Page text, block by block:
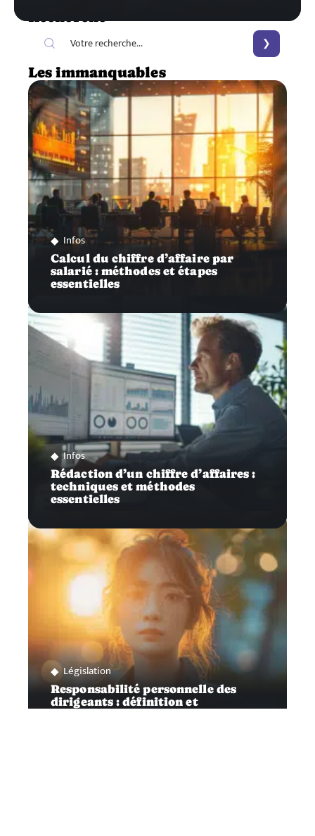
Recherche
Les immanquables
Infos
Calcul du chiffre d’affaire par
salarié : méthodes et étapes
essentielles
Infos
Rédaction d’un chiffre d’affaires :
techniques et méthodes
essentielles
Législation
Responsabilité personnelle des
dirigeants : définition et